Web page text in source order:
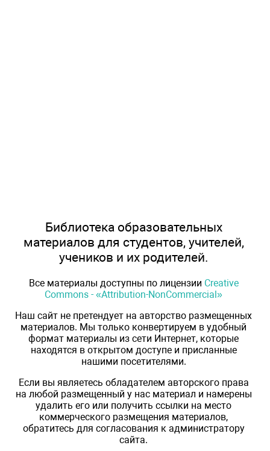
Библиотека образовательных
материалов для студентов, учителей,
учеников и их родителей.
Все материалы доступны по лицензии Creative
Commons - «Attribution-NonCommercial»
Наш сайт не претендует на авторство размещенных
материалов. Мы только конвертируем в удобный
формат материалы из сети Интернет, которые
находятся в открытом доступе и присланные
нашими посетителями.
Если вы являетесь обладателем авторского права
на любой размещенный у нас материал и намерены
удалить его или получить ссылки на место
коммерческого размещения материалов,
обратитесь для согласования к администратору
сайта.